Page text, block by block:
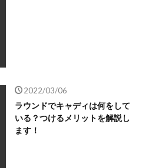
2022/03/06
ラウンドでキャディは何をして
いる？つけるメリットを解説し
ます！